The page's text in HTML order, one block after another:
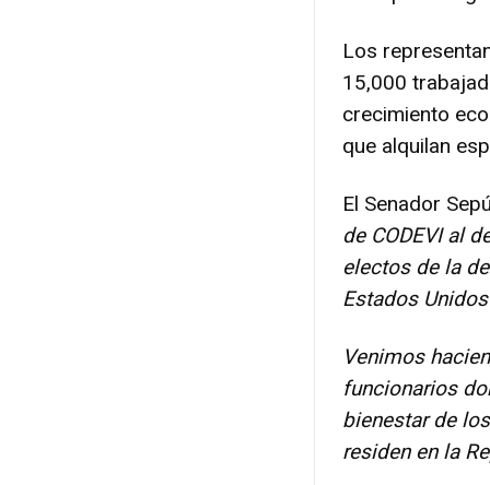
Los
15,000
crecimiento
que alquilan
El Senador
de CODEVI al
electos de la
Estados
Venimos
funcionarios
bienestar de
residen en la